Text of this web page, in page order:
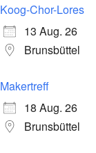
Koog-Chor-Lores
13 Aug. 26
Brunsbüttel
Makertreff
18 Aug. 26
Brunsbüttel